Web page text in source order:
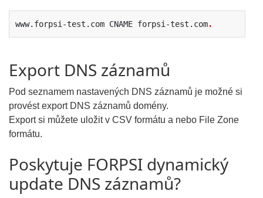
www.forpsi-test.com CNAME forpsi-test.com.
Export DNS záznamů
Pod seznamem nastavených DNS záznamů je možné si
provést export DNS záznamů domény.
Export si můžete uložit v CSV formátu a nebo File Zone
formátu.
Poskytuje FORPSI dynamický
update DNS záznamů?